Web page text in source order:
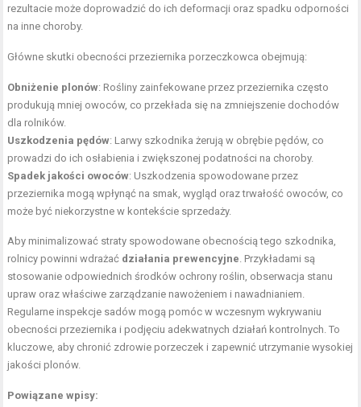
rezultacie może doprowadzić do ich deformacji oraz spadku odporności
na inne choroby.
Główne skutki obecności przeziernika porzeczkowca obejmują:
Obniżenie plonów: Rośliny zainfekowane przez przeziernika często
produkują mniej owoców, co przekłada się na zmniejszenie dochodów
dla rolników.
Uszkodzenia pędów: Larwy szkodnika żerują w obrębie pędów, co
prowadzi do ich osłabienia i zwiększonej podatności na choroby.
Spadek jakości owoców: Uszkodzenia spowodowane przez
przeziernika mogą wpłynąć na smak, wygląd oraz trwałość owoców, co
może być niekorzystne w kontekście sprzedaży.
Aby minimalizować straty spowodowane obecnością tego szkodnika,
rolnicy powinni wdrażać działania prewencyjne. Przykładami są
stosowanie odpowiednich środków ochrony roślin, obserwacja stanu
upraw oraz właściwe zarządzanie nawożeniem i nawadnianiem.
Regularne inspekcje sadów mogą pomóc w wczesnym wykrywaniu
obecności przeziernika i podjęciu adekwatnych działań kontrolnych. To
kluczowe, aby chronić zdrowie porzeczek i zapewnić utrzymanie wysokiej
jakości plonów.
Powiązane wpisy: